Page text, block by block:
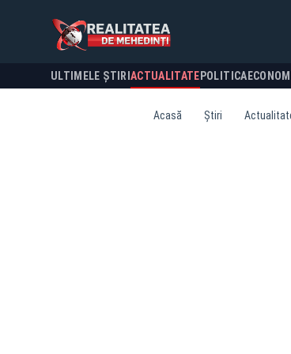
ULTIMELE ȘTIRI ACTUALITATE POLITICA
Acasă Știri